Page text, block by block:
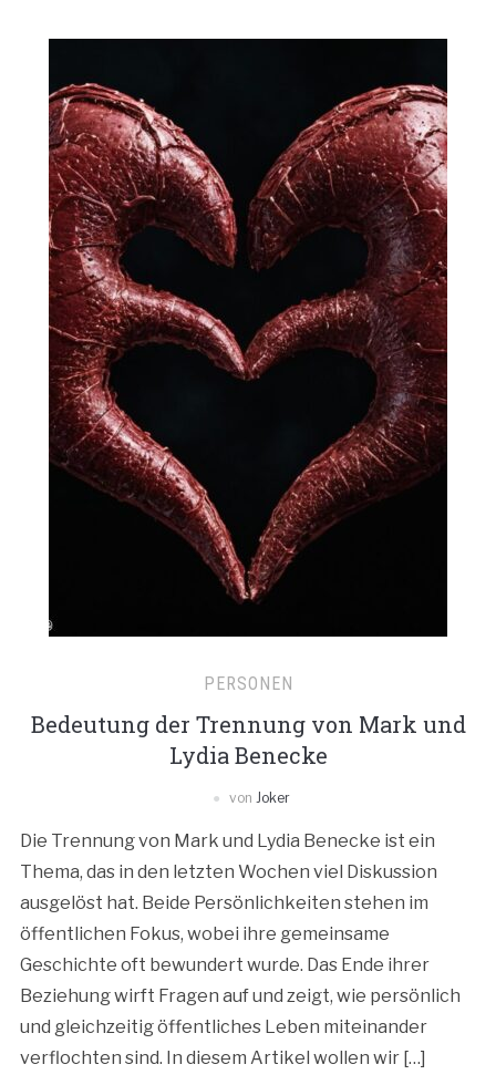
PERSONEN
Bedeutung der Trennung von Mark und
Lydia Benecke
von Joker
Die Trennung von Mark und Lydia Benecke ist ein
Thema, das in den letzten Wochen viel Diskussion
ausgelöst hat. Beide Persönlichkeiten stehen im
öffentlichen Fokus, wobei ihre gemeinsame
Geschichte oft bewundert wurde. Das Ende ihrer
Beziehung wirft Fragen auf und zeigt, wie persönlich
und gleichzeitig öffentliches Leben miteinander
verflochten sind. In diesem Artikel wollen wir […]